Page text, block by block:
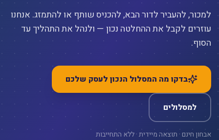
למכור, להעביר לדור הבא, להכניס שותף או להתמזג. אנחנו
עוזרים לקבל את ההחלטה נכון — ולנהל את התהליך עד
הסוף.
בדקו מה המסלול הנכון לעסק שלכם
למסלולים
אבחון חינם · תוצאה מיידית · ללא התחייבות